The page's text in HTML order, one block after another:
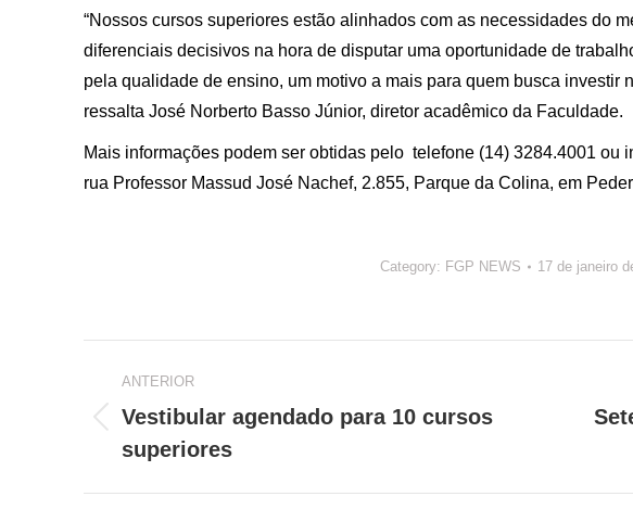
“Nossos cursos superiores estão alinhados com as necessidades do
diferenciais decisivos na hora de disputar uma oportunidade de
pela qualidade de ensino, um motivo a mais para quem busca investir
ressalta José Norberto Basso Júnior, diretor acadêmico da Faculdade.
Mais informações podem ser obtidas pelo telefone (14) 3284.4001 ou
rua Professor Massud José Nachef, 2.855, Parque da Colina, em
Category: FGP NEWS 17 de janeiro
de
post:
ANTERIOR
Post
anterior:
Vestibular agendado para 10 cursos
superiores
Próximo